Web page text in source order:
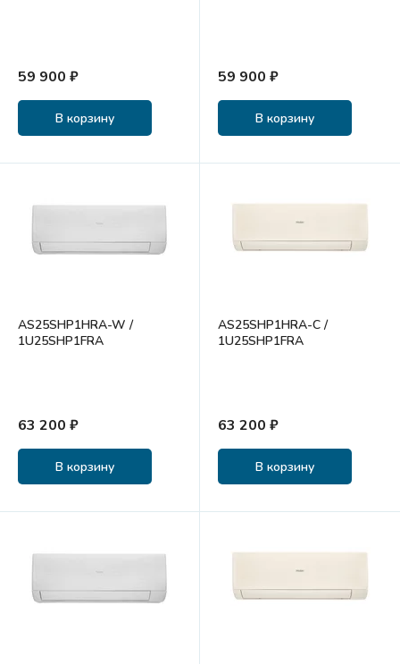
59 900 ₽
В корзину
59 900 ₽
В корзину
AS25SHP1HRA-W /
1U25SHP1FRA
63 200 ₽
В корзину
AS25SHP1HRA-C /
1U25SHP1FRA
63 200 ₽
В корзину